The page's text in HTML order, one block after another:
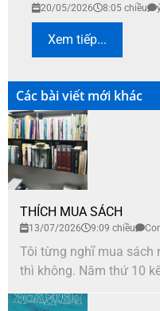
20/05/2026 8:05 chiều
Xem tiếp...
Các bài viết mới khác
THÍCH MUA SÁCH
13/07/2026 9:09 chiều
Tôi từng nghĩ mua sách
thì không. Năm thứ 10